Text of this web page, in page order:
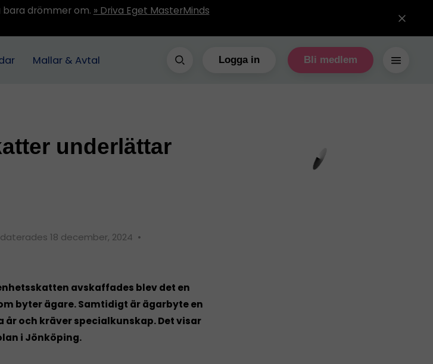
bara drömmer om. » Driva Eget MasterMinds
Mallar & Avtal Logga in Bli medlem
underlättar
18 december, 2024 •
avskaffades blev det en
byter ägare. Samtidigt är ägarbyte en
år och kräver specialkunskap. Det visar
i Jönköping.